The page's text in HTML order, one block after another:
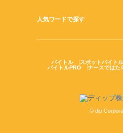
人気ワードで探す
バイトル スポットバイトル
バイトルPRO
ナースではた
© dip